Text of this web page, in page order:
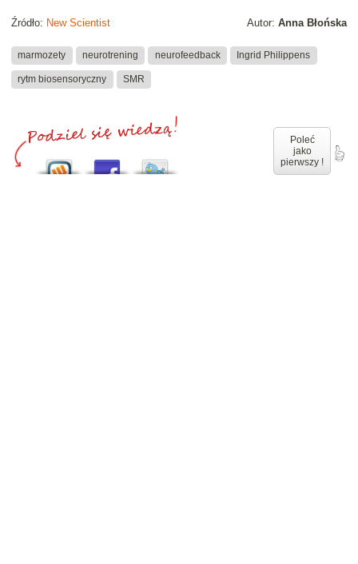
Autor: Anna Błońska
Źródło: New Scientist
marmozety neurotrening neurofeedback Ingrid Philippens
rytm biosensoryczny SMR
Poleć
jako
pierwszy !